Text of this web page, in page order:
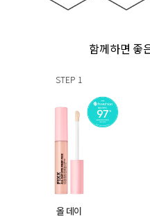
함께하면 좋
STEP 1
올 데이